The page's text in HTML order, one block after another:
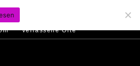
Verlassene Orte